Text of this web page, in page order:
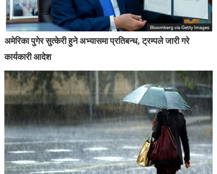
अमेरिका पुगेर सुत्केरी हुने अभ्यासमा प्रतिबन्ध, ट्रम्पले जारी गरे
कार्यकारी आदेश